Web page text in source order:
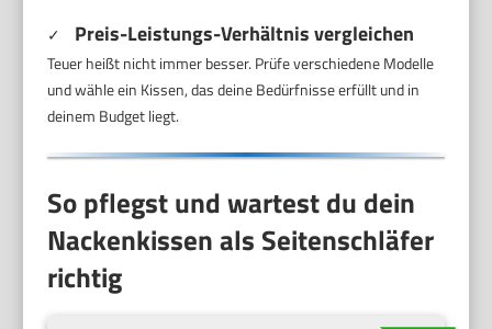
✓ Preis-Leistungs-Verhältnis vergleichen
Teuer heißt nicht immer besser. Prüfe verschiedene Modelle
und wähle ein Kissen, das deine Bedürfnisse erfüllt und in
deinem Budget liegt.
So pflegst und wartest du dein
Nackenkissen als Seitenschläfer
richtig